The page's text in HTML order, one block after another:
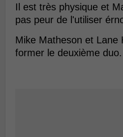
Il est très physique et
pas peur de l'utiliser
Mike Matheson et Lane
former le deuxième duo.